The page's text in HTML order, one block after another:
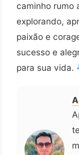
caminho rumo
explorando,
paixão e
sucesso e
para sua vida.